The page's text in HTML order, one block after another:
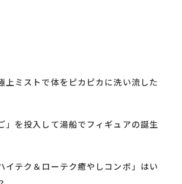
上ミストで体をピカピカに洗い流した
」を投入して湯船でフィギュアの誕生
イテク＆ローテク癒やしコンボ」はい